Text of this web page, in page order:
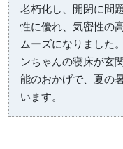
老朽化し、開閉に問
性に優れ、気密性の
ムーズになりました
ンちゃんの寝床が玄
能のおかげで、夏の
います。